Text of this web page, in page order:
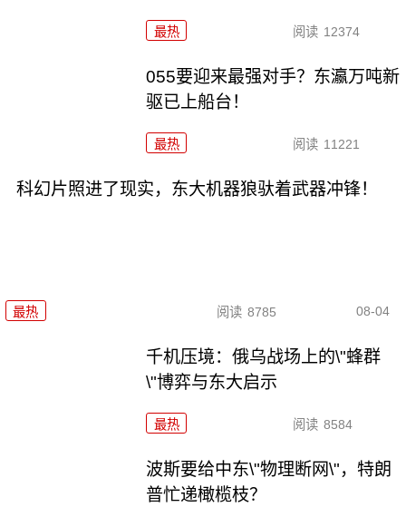
最热 阅读 12374
055要迎来最强对手？东瀛万吨新
驱已上船台！
最热 阅读 11221
科幻片照进了现实，东大机器狼驮着武器冲锋！
最热 阅读 8785 08-04
千机压境：俄乌战场上的\"蜂群
\"博弈与东大启示
最热 阅读 8584
波斯要给中东\"物理断网\"，特朗
普忙递橄榄枝？